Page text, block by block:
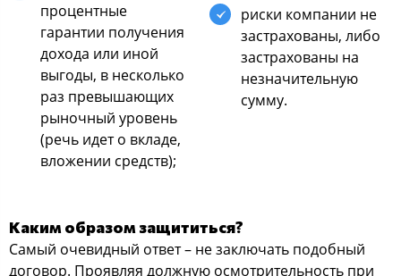
процентные
гарантии получения
дохода или иной
выгоды, в несколько
раз превышающих
рыночный уровень
(речь идет о вкладе,
вложении средств);
риски компании не
застрахованы, либо
застрахованы на
незначительную
сумму.
Каким образом защититься?
Самый очевидный ответ – не заключать подобный
договор. Проявляя должную осмотрительность при